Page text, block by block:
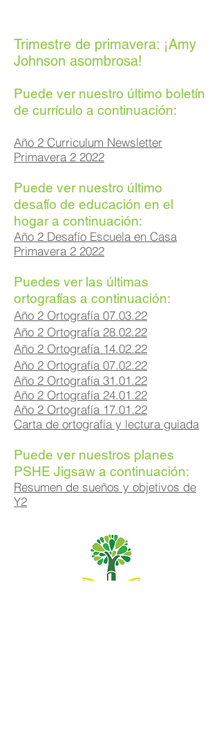
Trimestre de primavera: ¡Amy
Johnson asombrosa!
Puede ver nuestro último boletín
de currículo a continuación:
Año 2 Curriculum Newsletter
Primavera 2 2022
Puede ver nuestro último
desafío de educación en el
hogar a continuación:
Año 2 Desafío Escuela en Casa
Primavera 2 2022
Puedes ver las últimas
ortografías a continuación:
Año 2 Ortografía 07.03.22
Año 2 Ortografía 28.02.22
Año 2 Ortografía 14.02.22
Año 2 Ortografía 07.02.22
Año 2 Ortografía 31.01.22
Año 2 Ortografía 24.01.22
Año 2 Ortografía 17.01.22
Carta de ortografía y lectura guiada
Puede ver nuestros planes
PSHE Jigsaw a continuación:
Resumen de sueños y objetivos de
Y2